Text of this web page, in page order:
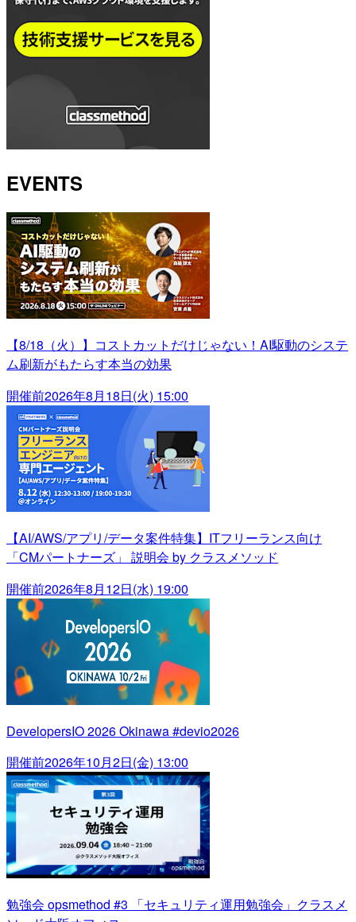
EVENTS
【8/18（火）】コストカットだけじゃない！AI駆動のシステ
ム刷新がもたらす本当の効果
開催前2026年8月18日(火) 15:00
【AI/AWS/アプリ/データ案件特集】ITフリーランス向け
「CMパートナーズ」 説明会 by クラスメソッド
開催前2026年8月12日(水) 19:00
DevelopersIO 2026 Okinawa #devio2026
開催前2026年10月2日(金) 13:00
勉強会 opsmethod #3 「セキュリティ運用勉強会」クラスメ